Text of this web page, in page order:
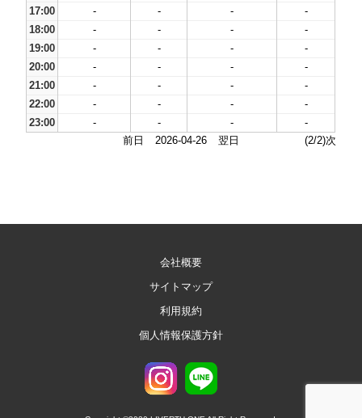
17:00
- - -
-
18:00
- - -
-
19:00
- - -
-
20:00
- - -
-
21:00
- - -
-
22:00
- - -
-
23:00
- - -
-
前日
2026-04-26 翌日 (2/2)次
会社概要
サイトマップ
利用規約
個人情報保護方針